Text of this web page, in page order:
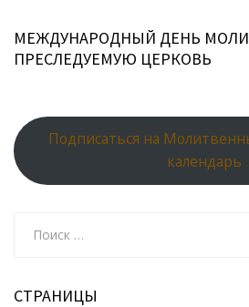
МЕЖДУНАРОДНЫЙ ДЕНЬ
ПРЕСЛЕДУЕМУЮ ЦЕРКОВЬ
Подписаться на
календарь
СТРАНИЦЫ